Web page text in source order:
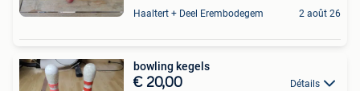
Haaltert + Deel Erembodegem 2 août 26
bowling kegels
€ 20,00 Détails